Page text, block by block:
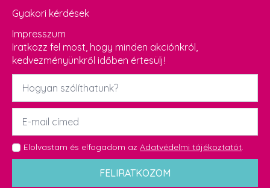
Gyakori kérdések
Impresszum
Iratkozz fel most, hogy minden akciónkról,
kedvezményünkről időben értesülj!
Név
Email
GDPR
*
Elolvastam és elfogadom az Adatvédelmi tájékoztatót.
FELIRATKOZOM